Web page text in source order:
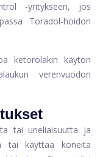
-yritykseen, jos
Toradol-hoidon
ketorolakin käytön
verenvuodon
tai uneliaisuutta ja
tai käyttää koneita